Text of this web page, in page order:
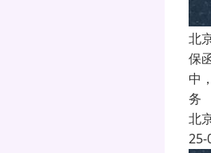
北
保
中
务
北
25-